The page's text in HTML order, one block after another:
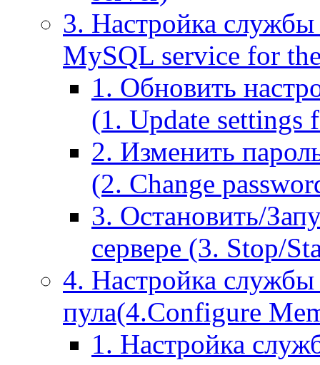
3. Настройка
MySQL service for
1. Обновить
(1. Update settings
2. Изменить
(2. Change
3. Остановить/
сервере (3. Stop/
4. Настройка
пула(4.Configure
1. Настройка